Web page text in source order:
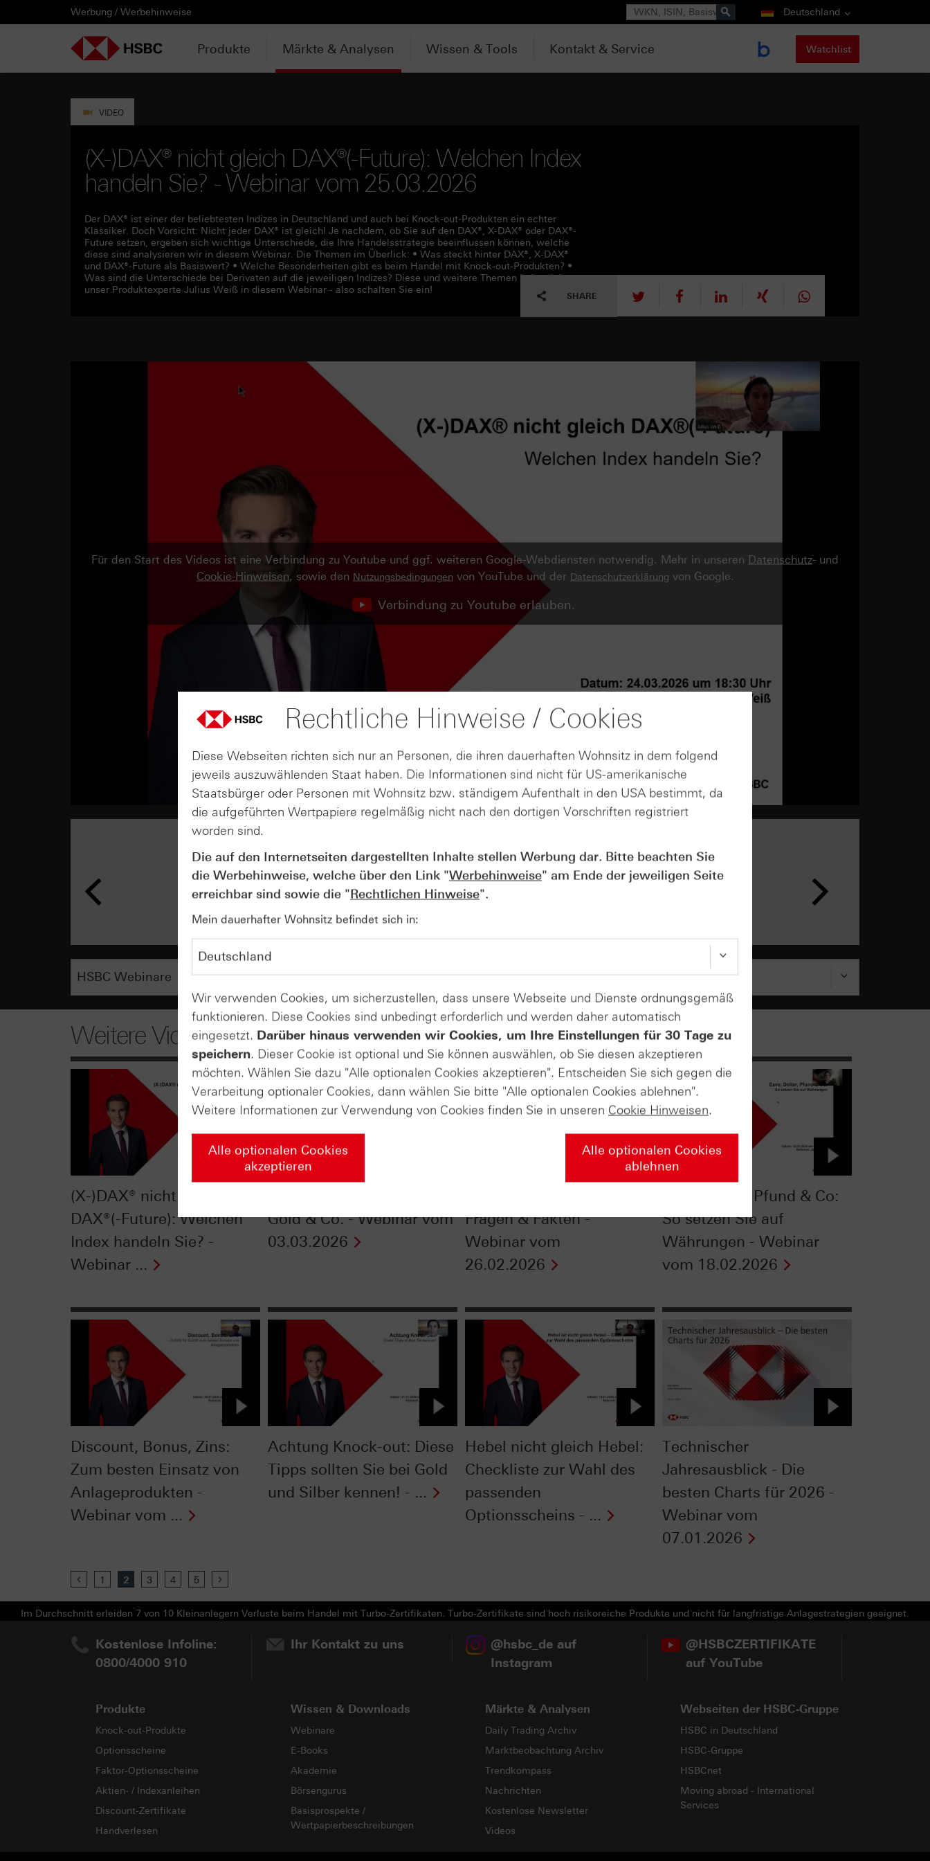
PRODUKTE
HEBELPRODUKTE
MÄRKTE & ANALYSEN
WISSEN & TOOLS
KONTAKT & SERVICE
DOWNLOADCENTER
LÄNDERAUSWAHL
Deutschland
AUSGEWÄHLTE SEITEN
HEBELPRODUKTE
Knock-out-Produkte
Weitere Hebelprodukte
Ausgestoppte Produkte
Intraday-Emissionen
ANLAGEPRODUKTE
Aktien- / Indexanleihen
Discount-Zertifikate
Express-Zertifikate
AKTUELLES
Neuemissionen
Trading-Aktionen
Intraday-Emissionen
ANALYSEN
Daily Trading
Trendkompass
Newsletter-Abonnement
VIDEOS
ntv-Zertifikate mit HSBC
Zertifikate Aktuell mit HSBC
WATCHLIST
Login / Zur Watchlist
WEBINARE
Webinartermine
WISSEN
kostenlose eBooks
Aktien- / Indexanleihen Rechner
Open End Knock-out-Produkte
KONTAKT
Kontaktformular
SERVICE
Wir über uns
DOWNLOADCENTER
Basisprospekte /
Wertpapierbeschreibungen
Unvollständige
Werbung / Werbehinweise Suche Deutschland
Produkte Märkte & Analysen Wissen & Tools Kontakt & Service Watchlist
VIDEO
(X-)DAX® nicht gleich DAX®(-Future): Welchen Index
handeln Sie? - Webinar vom 25.03.2026
Der DAX® ist einer der beliebtesten Indizes in Deutschland und auch bei Knock-out-Produkten ein echter
Klassiker. Doch Vorsicht: Nicht jeder DAX® ist gleich! Je nachdem, ob Sie auf den DAX®, X-DAX® oder DAX®-
Future setzen, ergeben sich wichtige Unterschiede, die Ihre Handelsstrategie beeinflussen können, welche
diese sind analysieren wir in diesem Webinar. Die Themen im Überlick: • Was steckt hinter DAX®, X-DAX®
und DAX®-Future als Basiswert? • Welche Besonderheiten gibt es beim Handel mit Knock-out-Produkten? •
Was sind die Unterschiede bei Derivaten auf die jeweiligen Indizes? Diese und weitere Themen behandelt
unser Produktexperte Julius Weiß in diesem Webinar - also schalten Sie ein!
SHARE tweet mitteilen
Für den Start des Videos ist eine Verbindung zu Youtube und ggf. weiteren Google-Webdiensten notwendig. Mehr in unseren Datenschutz- und
Cookie-Hinweisen, sowie den Nutzungsbedingungen von YouTube und der Datenschutzerklärung von Google.
Verbindung zu Youtube erlauben.
AUGUST
04
Der Blick ins Kleingedruckte: Kosten &
Kündigungen bei Derivaten - Webinar
vom 04.08.2026
Weitere Videos
(X-)DAX® nicht gleich
DAX®(-Future): Welchen
Index handeln Sie? -
Webinar ...
Gold & Co. - Webinar vom
03.03.2026
Fragen & Fakten -
Webinar vom
26.02.2026
Euro, Dollar, Pfund & Co:
So setzen Sie auf
Währungen - Webinar
vom 18.02.2026
Discount, Bonus, Zins:
Zum besten Einsatz von
Anlageprodukten -
Webinar vom ...
Achtung Knock-out: Diese
Tipps sollten Sie bei Gold
und Silber kennen! - ...
Hebel nicht gleich Hebel:
Checkliste zur Wahl des
passenden
Optionsscheins - ...
Technischer
Jahresausblick - Die
besten Charts für 2026 -
Webinar vom
07.01.2026
Previous
1 2 3 4 5
Im Durchschnitt erleiden 7 von 10 Kleinanlegern Verluste beim Handel mit Turbo-Zertifikaten. Turbo-Zertifikate sind hoch risikoreiche Produkte und nicht für langfristige Anlagestrategien geeignet.
Kostenlose Infoline:
0800/4000 910
Ihr Kontakt zu uns
@hsbc_de auf
Instagram
@HSBCZERTIFIKATE
auf YouTube
Produkte
Knock-out-Produkte
Optionsscheine
Faktor-Optionsscheine
Aktien- / Indexanleihen
Discount-Zertifikate
Handverlesen
Wissen & Downloads
Webinare
E-Books
Akademie
Börsengurus
Basisprospekte /
Wertpapierbeschreibungen
Märkte & Analysen
Daily Trading Archiv
Marktbeobachtung Archiv
Trendkompass
Nachrichten
Kostenlose Newsletter
Videos
Webseiten der HSBC-Gruppe
HSBC in Deutschland
HSBC-Gruppe
HSBCnet
Moving abroad - International
Services
Rechtliche Hinweise / Cookies
Diese Webseiten richten sich nur an Personen, die ihren dauerhaften Wohnsitz in dem folgend
jeweils auszuwählenden Staat haben. Die Informationen sind nicht für US-amerikanische
Staatsbürger oder Personen mit Wohnsitz bzw. ständigem Aufenthalt in den USA bestimmt, da
die aufgeführten Wertpapiere regelmäßig nicht nach den dortigen Vorschriften registriert
worden sind.
Die auf den Internetseiten dargestellten Inhalte stellen Werbung dar. Bitte beachten Sie
die Werbehinweise, welche über den Link "Werbehinweise" am Ende der jeweiligen Seite
erreichbar sind sowie die "Rechtlichen Hinweise".
Mein dauerhafter Wohnsitz befindet sich in:
Wir verwenden Cookies, um sicherzustellen, dass unsere Webseite und Dienste ordnungsgemäß
funktionieren. Diese Cookies sind unbedingt erforderlich und werden daher automatisch
eingesetzt. Darüber hinaus verwenden wir Cookies, um Ihre Einstellungen für 30 Tage zu
speichern. Dieser Cookie ist optional und Sie können auswählen, ob Sie diesen akzeptieren
möchten. Wählen Sie dazu "Alle optionalen Cookies akzeptieren". Entscheiden Sie sich gegen die
Verarbeitung optionaler Cookies, dann wählen Sie bitte "Alle optionalen Cookies ablehnen".
Weitere Informationen zur Verwendung von Cookies finden Sie in unseren Cookie Hinweisen.
Alle optionalen Cookies
akzeptieren
Alle optionalen Cookies
ablehnen